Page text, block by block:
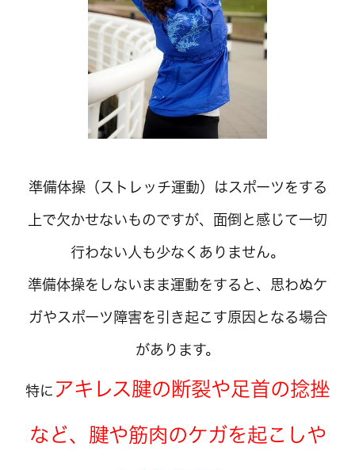
準備体操（ストレッチ運動）はスポーツをする
上で欠かせないものですが、面倒と感じて一切
行わない人も少なくありません。
準備体操をしないまま運動をすると、思わぬケ
ガやスポーツ障害を引き起こす原因となる場合
があります。
特に アキレス腱の断裂や足首の捻挫
など、腱や筋肉のケガを起こしや